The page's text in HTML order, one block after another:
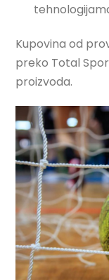
Kupovina od
preko Total
proizvoda.